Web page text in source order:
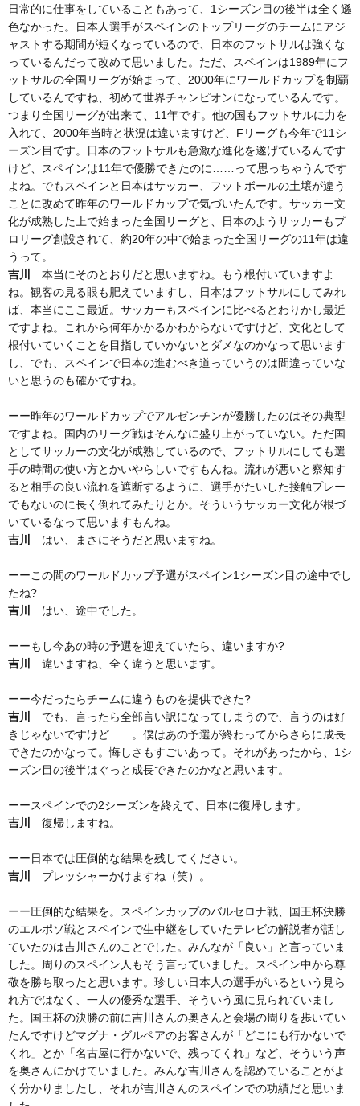
日常的に仕事をしていることもあって、1シーズン目の後半は全く遜
色なかった。日本人選手がスペインのトップリーグのチームにアジ
ャストする期間が短くなっているので、日本のフットサルは強くな
っているんだって改めて思いました。ただ、スペインは1989年にフ
ットサルの全国リーグが始まって、2000年にワールドカップを制覇
しているんですね、初めて世界チャンピオンになっているんです。
つまり全国リーグが出来て、11年です。他の国もフットサルに力を
入れて、2000年当時と状況は違いますけど、Fリーグも今年で11シ
ーズン目です。日本のフットサルも急激な進化を遂げているんです
けど、スペインは11年で優勝できたのに……って思っちゃうんです
よね。でもスペインと日本はサッカー、フットボールの土壌が違う
ことに改めて昨年のワールドカップで気づいたんです。サッカー文
化が成熟した上で始まった全国リーグと、日本のようサッカーもプ
ロリーグ創設されて、約20年の中で始まった全国リーグの11年は違
うって。
吉川
本当にそのとおりだと思いますね。もう根付いていますよ
ね。観客の見る眼も肥えていますし、日本はフットサルにしてみれ
ば、本当にここ最近。サッカーもスペインに比べるとわりかし最近
ですよね。これから何年かかるかわからないですけど、文化として
根付いていくことを目指していかないとダメなのかなって思います
し、でも、スペインで日本の進むべき道っていうのは間違っていな
いと思うのも確かですね。
ーー昨年のワールドカップでアルゼンチンが優勝したのはその典型
ですよね。国内のリーグ戦はそんなに盛り上がっていない。ただ国
としてサッカーの文化が成熟しているので、フットサルにしても選
手の時間の使い方とかいやらしいですもんね。流れが悪いと察知す
ると相手の良い流れを遮断するように、選手がたいした接触プレー
でもないのに長く倒れてみたりとか。そういうサッカー文化が根づ
いているなって思いますもんね。
吉川
はい、まさにそうだと思いますね。
ーーこの間のワールドカップ予選がスペイン1シーズン目の途中でし
たね?
吉川
はい、途中でした。
ーーもし今あの時の予選を迎えていたら、違いますか?
吉川
違いますね、全く違うと思います。
ーー今だったらチームに違うものを提供できた?
吉川
でも、言ったら全部言い訳になってしまうので、言うのは好
きじゃないですけど……。僕はあの予選が終わってからさらに成長
できたのかなって。悔しさもすごいあって。それがあったから、1シ
ーズン目の後半はぐっと成長できたのかなと思います。
ーースペインでの2シーズンを終えて、日本に復帰します。
吉川
復帰しますね。
ーー日本では圧倒的な結果を残してください。
吉川
プレッシャーかけますね（笑）。
ーー圧倒的な結果を。スペインカップのバルセロナ戦、国王杯決勝
のエルポソ戦とスペインで生中継をしていたテレビの解説者が話し
ていたのは吉川さんのことでした。みんなが「良い」と言っていま
した。周りのスペイン人もそう言っていました。スペイン中から尊
敬を勝ち取ったと思います。珍しい日本人の選手がいるという見ら
れ方ではなく、一人の優秀な選手、そういう風に見られていまし
た。国王杯の決勝の前に吉川さんの奥さんと会場の周りを歩いてい
たんですけどマグナ・グルペアのお客さんが「どこにも行かないで
くれ」とか「名古屋に行かないで、残ってくれ」など、そういう声
を奥さんにかけていました。みんな吉川さんを認めていることがよ
く分かりましたし、それが吉川さんのスペインでの功績だと思いま